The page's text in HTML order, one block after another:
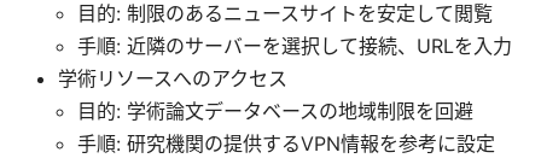
目的: 制限のあるニュースサイトを安定して閲覧
手順: 近隣のサーバーを選択して接続、URLを入力
学術リソースへのアクセス
目的: 学術論文データベースの地域制限を回避
手順: 研究機関の提供するVPN情報を参考に設定